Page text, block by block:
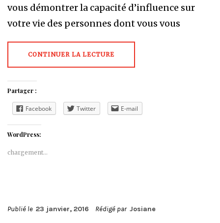
vous démontrer la capacité d’influence sur
votre vie des personnes dont vous vous
CONTINUER LA LECTURE
Partager :
Facebook Twitter E-mail
WordPress:
chargement…
Publié le 23 janvier, 2016 Rédigé par Josiane